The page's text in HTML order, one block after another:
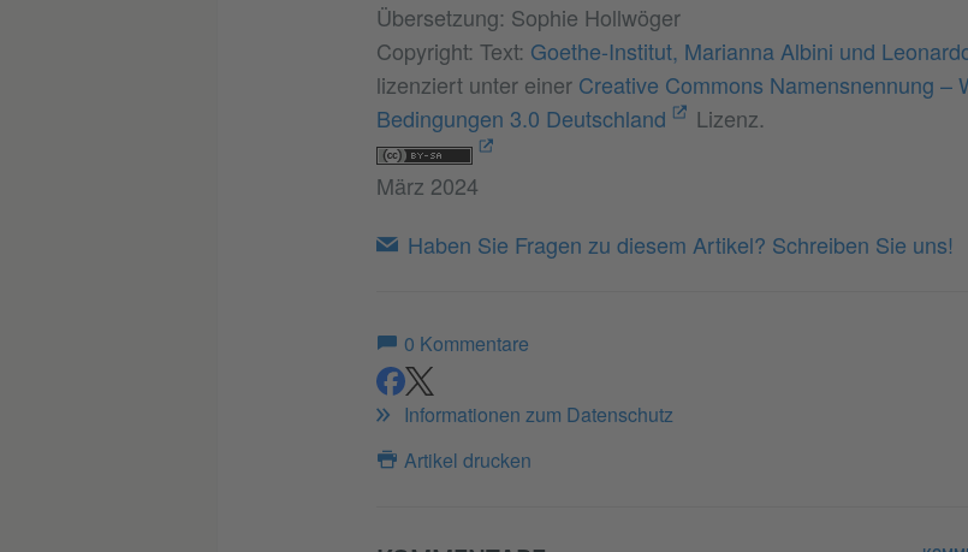
Übersetzung: Sophie Hollwöger
Copyright: Text: Goethe-Institut, Marianna Albini und
lizenziert unter einer Creative Commons Namensnennung –
Bedingungen 3.0 Deutschland
Lizenz.
März 2024
Haben Sie Fragen zu diesem Artikel? Schreiben Sie uns!
0 Kommentare
teilenteilen
Informationen zum Datenschutz
Artikel drucken